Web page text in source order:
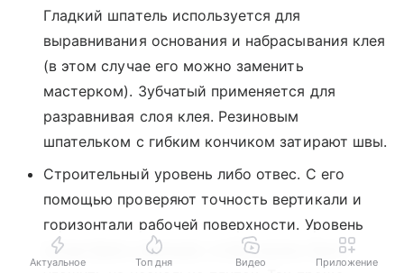
Гладкий шпатель используется для
выравнивания основания и набрасывания клея
(в этом случае его можно заменить
мастерком). Зубчатый применяется для
разравнивая слоя клея. Резиновым
шпательком с гибким кончиком затирают швы.
Строительный уровень либо отвес. С его
помощью проверяют точность вертикали и
горизонтали рабочей поверхности. Уровень
лучше брать длинный, чтобы можно было
Актуальное Топ дня Видео Приложение